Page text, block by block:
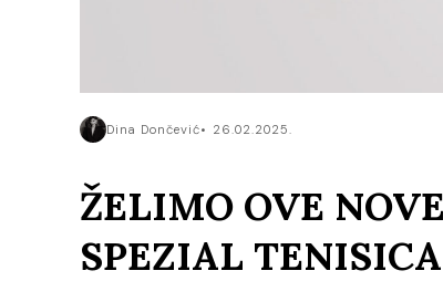
Dina Dončević 26.02.2025.
ŽELIMO OVE
SPEZIAL